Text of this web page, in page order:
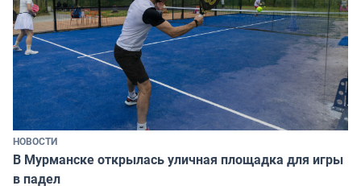
НОВОСТИ
В Мурманске открылась уличная площадка для игры
в падел